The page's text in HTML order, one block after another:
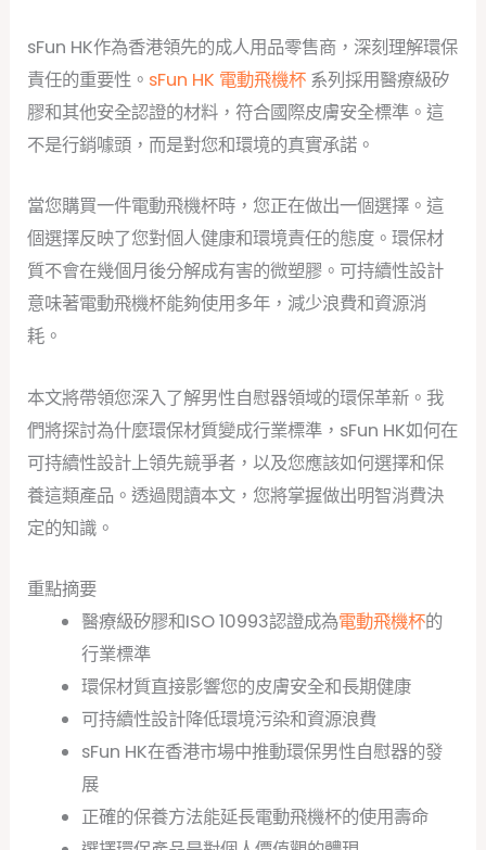
sFun HK作為香港領先的成人用品零售商，深刻理解環保
責任的重要性。 sFun HK 電動飛機杯 系列採用醫療級矽
膠和其他安全認證的材料，符合國際皮膚安全標準。這
不是行銷噱頭，而是對您和環境的真實承諾。
當您購買一件電動飛機杯時，您正在做出一個選擇。這
個選擇反映了您對個人健康和環境責任的態度。環保材
質不會在幾個月後分解成有害的微塑膠。可持續性設計
意味著電動飛機杯能夠使用多年，減少浪費和資源消
耗。
本文將帶領您深入了解男性自慰器領域的環保革新。我
們將探討為什麼環保材質變成行業標準，sFun HK如何在
可持續性設計上領先競爭者，以及您應該如何選擇和保
養這類產品。透過閱讀本文，您將掌握做出明智消費決
定的知識。
重點摘要
醫療級矽膠和ISO 10993認證成為電動飛機杯的
行業標準
環保材質直接影響您的皮膚安全和長期健康
可持續性設計降低環境污染和資源浪費
sFun HK在香港市場中推動環保男性自慰器的發
展
正確的保養方法能延長電動飛機杯的使用壽命